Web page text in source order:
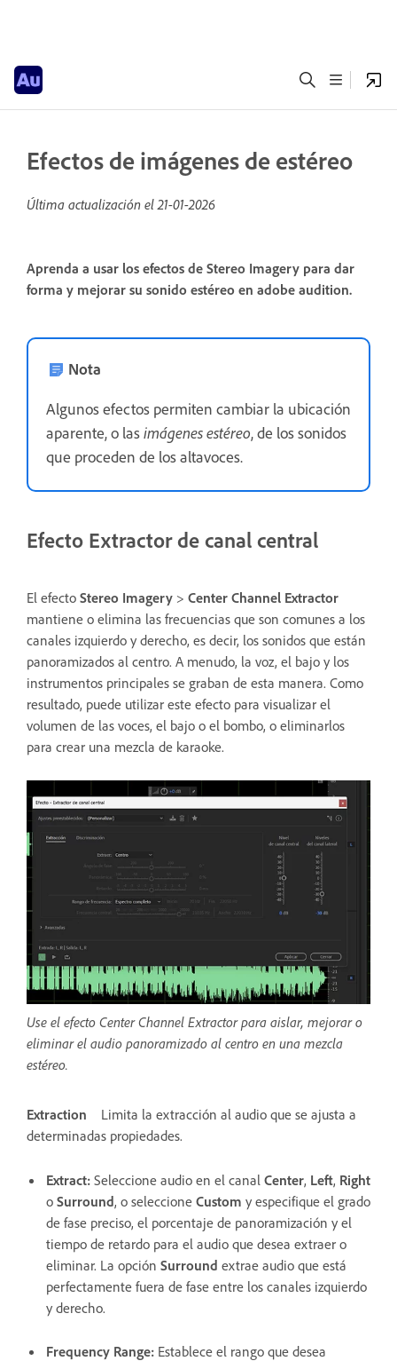
Efectos de imágenes de estéreo
Última actualización el21-01-2026
Aprenda a usar los efectos de Stereo Imagery para dar
forma y mejorar su sonido estéreo en adobe audition.
Nota
Algunos efectos permiten cambiar la ubicación
aparente, o lasimágenes estéreo, de los sonidos
que proceden de los altavoces.
Efecto Extractor de canal central
El efecto Stereo Imagery > Center Channel Extractor
mantiene o elimina las frecuencias que son comunes a los
canales izquierdo y derecho, es decir, los sonidos que están
panoramizados al centro. A menudo, la voz, el bajo y los
instrumentos principales se graban de esta manera. Como
resultado, puede utilizar este efecto para visualizar el
volumen de las voces, el bajo o el bombo, o eliminarlos
para crear una mezcla de karaoke.
Use el efecto Center Channel Extractor para aislar, mejorar o
eliminar el audio panoramizado al centro en una mezcla
estéreo.
Extraction
Limita la extracción al audio que se ajusta a
determinadas propiedades.
Extract: Seleccione audio en el canal Center, Left, Right
o Surround, o seleccione Custom y especifique el grado
de fase preciso, el porcentaje de panoramización y el
tiempo de retardo para el audio que desea extraer o
eliminar. La opción Surround extrae audio que está
perfectamente fuera de fase entre los canales izquierdo
y derecho.
Frequency Range: Establece el rango que desea